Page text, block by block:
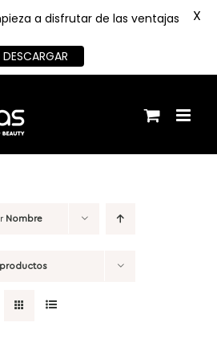
Nombre
productos
a disfrutar de las ventajas
DESCARGAR
X